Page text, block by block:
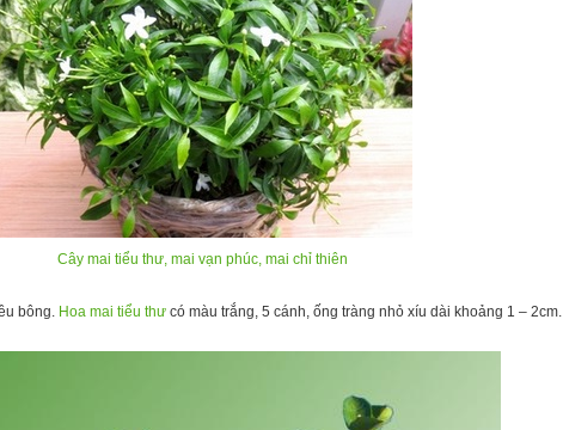
Cây mai tiểu thư, mai vạn phúc, mai chỉ thiên
bông. Hoa mai tiểu thưcó màu trắng, 5 cánh, ống tràng nhỏ xíu dài khoảng 1 – 2cm.